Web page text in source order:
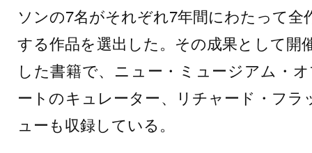
ソンの7名がそれぞれ7年間にわたって全
する作品を選出した。その成果として開
した書籍で、ニュー・ミュージアム・
ートのキュレーター、リチャード・フ
ューも収録している。